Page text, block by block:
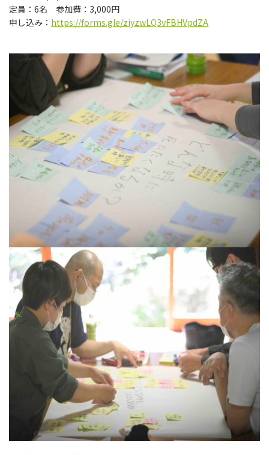
定員：6名 参加費：3,000円
申し込み： https://forms.gle/ziyzwLQ3vFBHVpdZA